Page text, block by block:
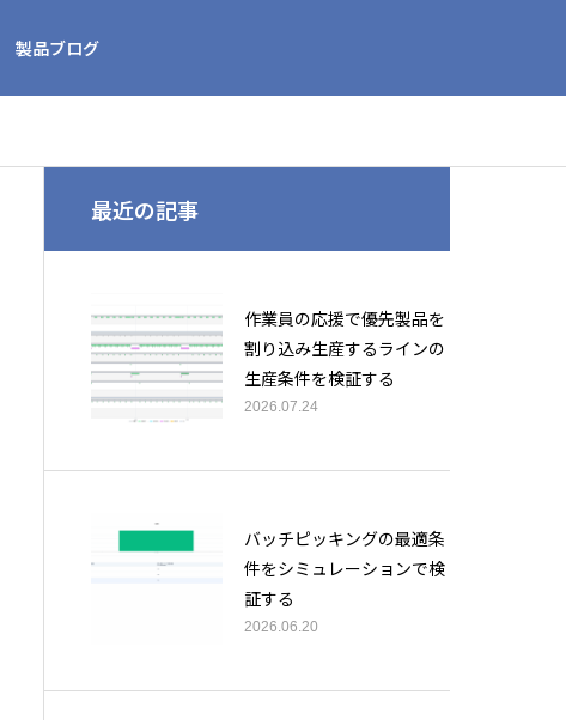
製品ブログ
最近の記事
作業員の応援で優先製品を
割り込み生産するラインの
生産条件を検証する
2026.07.24
バッチピッキングの最適条
件をシミュレーションで検
証する
2026.06.20